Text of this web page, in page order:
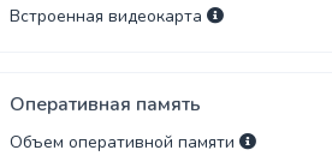
Встроенная видеокарта
Оперативная память
Объем оперативной памяти